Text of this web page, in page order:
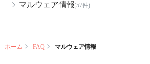
マルウェア情報(57件)
ホーム FAQ マルウェア情報